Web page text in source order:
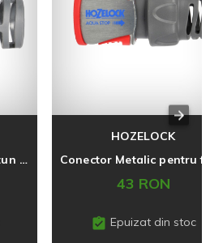
Conector Metalic de furtun cu Aqua Stop 12,5 mm (1/2'')
HOZELOCK
43 RON
Epuizat din stoc